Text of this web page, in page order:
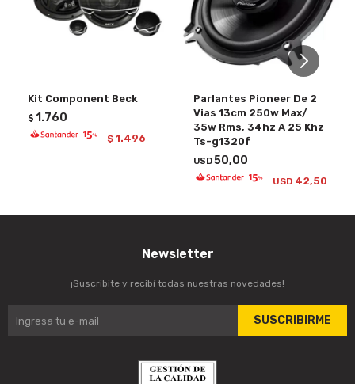
Kit Component Beck
$ 1.760
$ 1.496
Parlantes Pioneer De 2
Vias 13cm 250w Max/
35w Rms, 34hz A 25 Khz
Ts-g1320f
USD50,00
USD 42,50
Newsletter
¡Suscribite y recibí todas nuestras novedades!
SUSCRIBIRME